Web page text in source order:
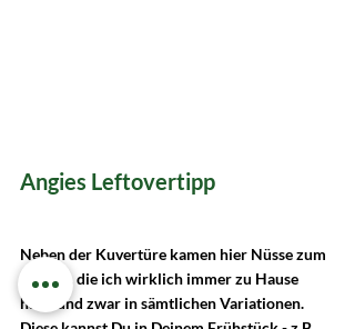
Angies Leftovertipp
Neben der Kuvertüre kamen hier Nüsse zum
Einsatz, die ich wirklich immer zu Hause
habe und zwar in sämtlichen Variationen.